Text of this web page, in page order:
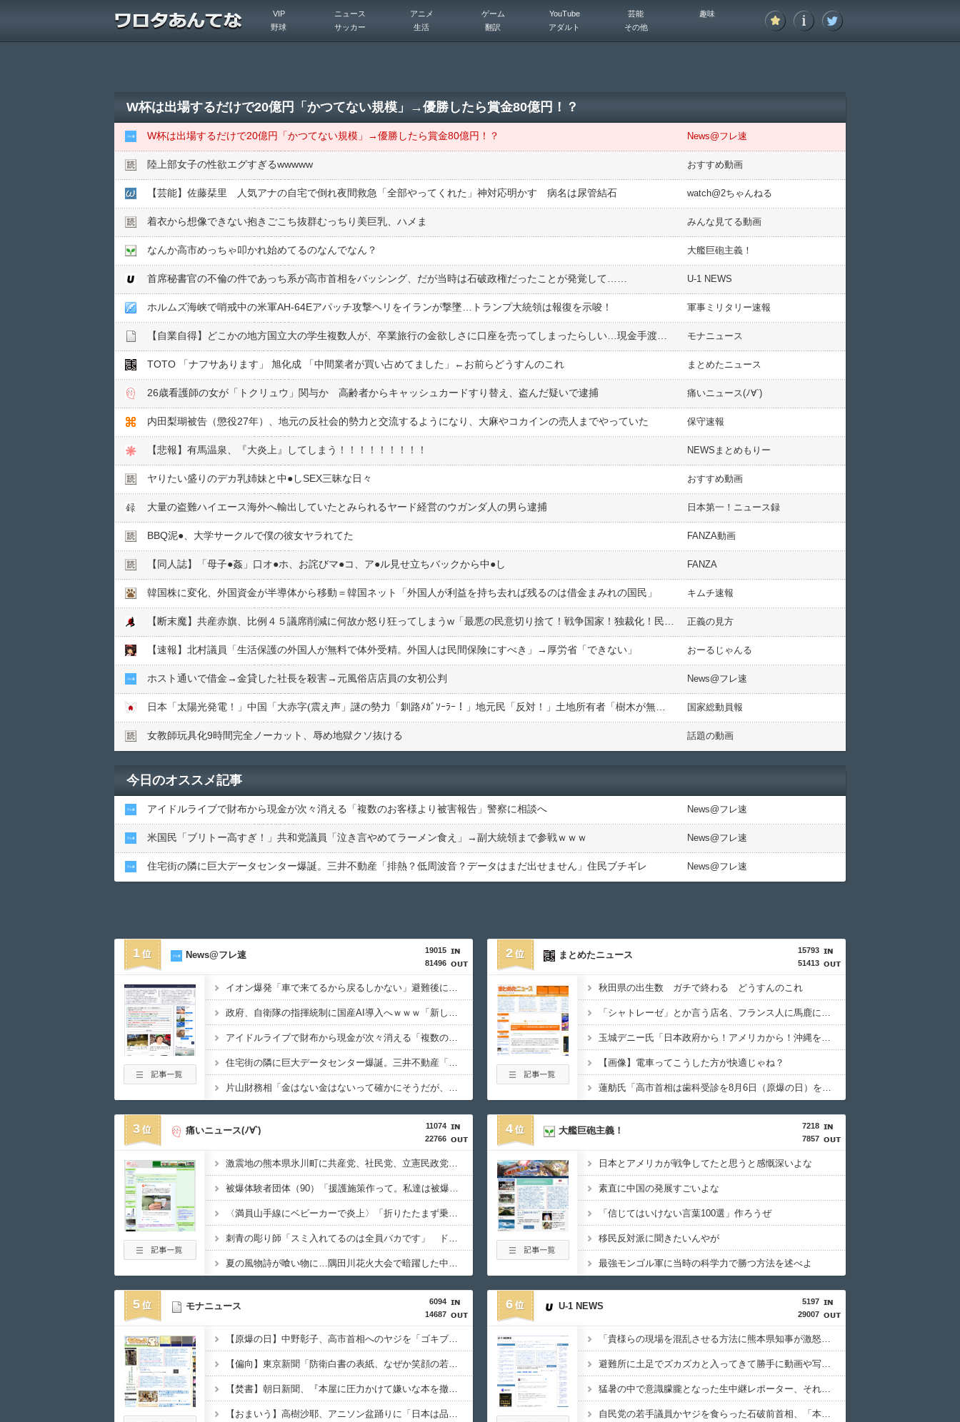
VIP ニュース アニメ ゲーム YouTube 芸能
趣味
野球
サッカー 生活 翻訳 アダルト その他
W杯は出場するだけで20億円「かつてない規模」→優勝したら賞金80億円！？
W杯は出場するだけで20億円「かつてない規模」→優勝したら賞金80億円！？ News@フレ速
陸上部女子の性欲エグすぎるwwwww おすすめ動画
【芸能】佐藤栞里 人気アナの自宅で倒れ夜間救急「全部やってくれた」神対応明かす 病名は尿管結石 watch@2ちゃんねる
着衣から想像できない抱きごこち抜群むっちり美巨乳、ハメま みんな見てる動画
なんか高市めっちゃ叩かれ始めてるのなんでなん？ 大艦巨砲主義！
首席秘書官の不倫の件であっち系が高市首相をバッシング、だが当時は石破政権だったことが発覚して…… U-1 NEWS
ホルムズ海峡で哨戒中の米軍AH-64Eアパッチ攻撃ヘリをイランが撃墜…トランプ大統領は報復を示唆！ 軍事ミリタリー速報
モナニュース
TOTO 「ナフサあります」 旭化成 「中間業者が買い占めてました」←お前らどうすんのこれ まとめたニュース
26歳看護師の女が「トクリュウ」関与か 高齢者からキャッシュカードすり替え、盗んだ疑いで逮捕 痛いニュース(ﾉ∀`)
内田梨瑚被告（懲役27年）、地元の反社会的勢力と交流するようになり、大麻やコカインの売人までやっていた 保守速報
【悲報】有馬温泉、『大炎上』してしまう！！！！！！！！！ NEWSまとめもりー
ヤりたい盛りのデカ乳姉妹と中●︎しSEX三昧な日々 おすすめ動画
大量の盗難ハイエース海外へ輸出していたとみられるヤード経営のウガンダ人の男ら逮捕 日本第一！ニュース録
BBQ泥●︎、大学サークルで僕の彼女ヤラれてた FANZA動画
【同人誌】「母子●︎姦」口オ●︎ホ、お詫びマ●︎コ、ア●︎ル見せ立ちバックから中●︎し FANZA
韓国株に変化、外国資金が半導体から移動＝韓国ネット「外国人が利益を持ち去れば残るのは借金まみれの国民」 キムチ速報
正義の見方
【速報】北村議員「生活保護の外国人が無料で体外受精。外国人は民間保険にすべき」→厚労省「できない」 おーるじゃんる
ホスト通いで借金→金貸した社長を殺害→元風俗店店員の女初公判 News@フレ速
国家総動員報
女教師玩具化9時間完全ノーカット、辱め地獄クソ抜ける 話題の動画
今日のオススメ記事
アイドルライブで財布から現金が次々消える「複数のお客様より被害報告」警察に相談へ News@フレ速
米国民「ブリトー高すぎ！」共和党議員「泣き言やめてラーメン食え」→副大統領まで参戦ｗｗｗ News@フレ速
住宅街の隣に巨大データセンター爆誕。三井不動産「排熱？低周波音？データはまだ出せません」住民ブチギレ News@フレ速
1
19015
81496
News@フレ速
イオン爆発「車で来てるから戻るしかない」避難後に館内へ…現場の実態が判明
政府、自衛隊の指揮統制に国産AI導入へｗｗｗ「新しい戦い方」への対応を急ぐ
アイドルライブで財布から現金が次々消える「複数のお客様より被害報告」警察に相談へ
住宅街の隣に巨大データセンター爆誕。三井不動産「排熱？低周波音？データはまだ出せません」住民ブチギレ
片山財務相「金はない金はないって確かにそうだが、やりよう」→日本経済、気合いで何とかする模様
2
15793
51413
まとめたニュース
秋田県の出生数 ガチで終わる どうすんのこれ
「シャトレーゼ」とか言う店名、フランス人に馬鹿にされまくる
玉城デニー氏「日本政府から！アメリカから！沖縄を取り戻す！」（動画あり）
【画像】電車ってこうした方が快適じゃね？
蓮舫氏「高市首相は歯科受診を8月6日（原爆の日）を避けて行くべきお立場ではないでしょうか」
3
11074
22766
痛いニュース(ﾉ∀`)
激震地の熊本県氷川町に共産党、社民党、立憲民政党等の左派の救援は影すら見えず。住民苦言
被爆体験者団体（90）「援護施策作って。私達は被爆して健康を失った」
〈満員山手線にベビーカーで炎上〉「折りたたまず乗車できる」はずなのに…JR東日本が示した見解
刺青の彫り師「スミ入れてるのは全員バカです」 ドタキャン当たり前、カネはない、挨拶もできない
夏の風物詩が喰い物に…隅田川花火大会で暗躍した中国人「場所取り転売ヤー」の高笑い
4
7218
7857
大艦巨砲主義！
日本とアメリカが戦争してたと思うと感慨深いよな
素直に中国の発展すごいよな
「信じてはいけない言葉100選」作ろうぜ
移民反対派に聞きたいんやが
最強モンゴル軍に当時の科学力で勝つ方法を述べよ
5
6094
14687
モナニュース
【原爆の日】中野彰子、高市首相へのヤジを「ゴキブリがいたら古新聞で叩くのと同じ」と擁護→「私は高市がゴキブリだなんて言ってませんよw」と勝利宣言
【偏向】東京新聞「防衛白書の表紙、なぜか笑顔の若者がアニメ風に描かれている！」 ネット「血生臭い表紙の方が良かったとでも言うのか？」
【焚書】朝日新聞、『本屋に圧力かけて嫌いな本を撤去させる運動』を称賛…ネット「これを肯定的に書くとか頭おかしいのか」
【おまいう】高樹沙耶、アニソン盆踊りに「日本は品格が落ちた」とイチャモン→大麻逮捕の件をリプされ「報道のプロパガンダ」「妄想」と被害者面
6
5197
29007
U-1 NEWS
「貴様らの現場を混乱させる方法に熊本県知事が激怒してんだよ」と報道特集の非常識すぎる要求に視聴者激怒仕事に矜持とかないのかね？、
避難所に土足でズカズカと入ってきて勝手に動画や写真を撮影したメディア取材陣、挙句の果てに要求してきたのは……
猛暑の中で意識朦朧となった生中継レポーター、それを某出演者が爆笑しながら現場レポート続行を強制する動画が再注目されて……
自民党の若手議員かヤジを食らった石破前首相、「本当に見識のある人に当選期数の若い人がやじるなんて」と不満たらたらな様子を見せて……